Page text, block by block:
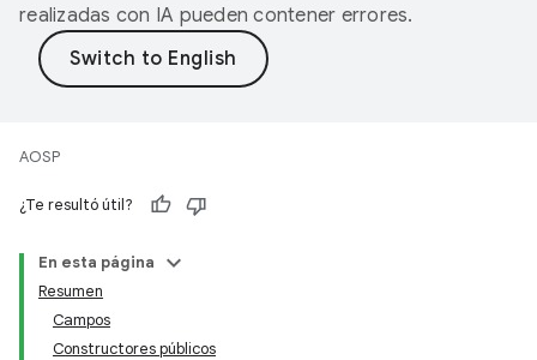
realizadas con IA pueden contener errores.
AOSP
¿Te resultó útil?
En esta página
Resumen
Campos
Constructores públicos